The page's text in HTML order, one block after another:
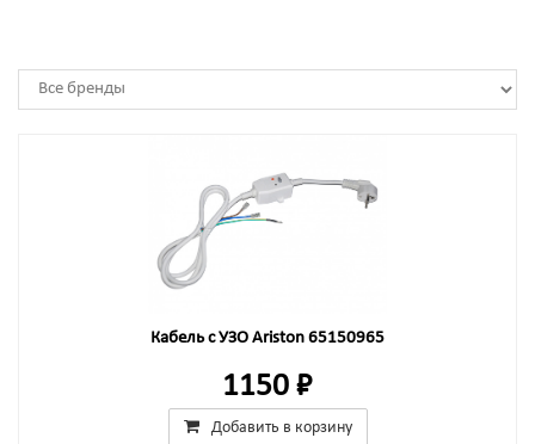
Кабель с УЗО Ariston 65150965
1150 ₽
Добавить в корзину